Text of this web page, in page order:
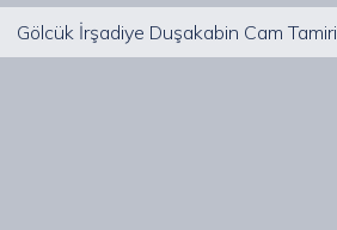
Gölcük İrşadiye Duşakabin Cam Tamiri